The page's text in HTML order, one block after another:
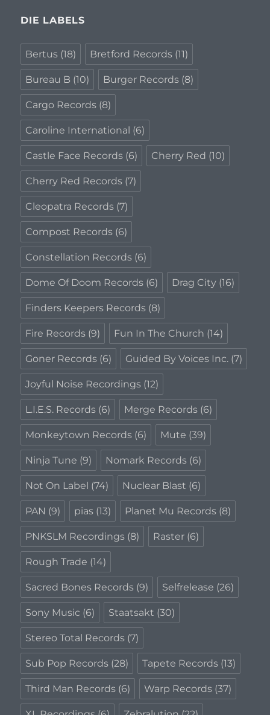
DIE LABELS
Bertus (18) Bretford Records (11)
Bureau B (10) Burger Records (8)
Cargo Records (8)
Caroline International (6)
Castle Face Records (6) Cherry Red (10)
Cherry Red Records (7)
Cleopatra Records (7)
Compost Records (6)
Constellation Records (6)
Dome Of Doom Records (6) Drag City (16)
Finders Keepers Records (8)
Fire Records (9) Fun In The Church (14)
Goner Records (6) Guided By Voices Inc. (7)
Joyful Noise Recordings (12)
L.I.E.S. Records (6) Merge Records (6)
Monkeytown Records (6) Mute (39)
Ninja Tune (9) Nomark Records (6)
Not On Label (74) Nuclear Blast (6)
PAN (9) pias (13) Planet Mu Records (8)
PNKSLM Recordings (8) Raster (6)
Rough Trade (14)
Sacred Bones Records (9) Selfrelease (26)
Sony Music (6) Staatsakt (30)
Stereo Total Records (7)
Sub Pop Records (28) Tapete Records (13)
Third Man Records (6) Warp Records (37)